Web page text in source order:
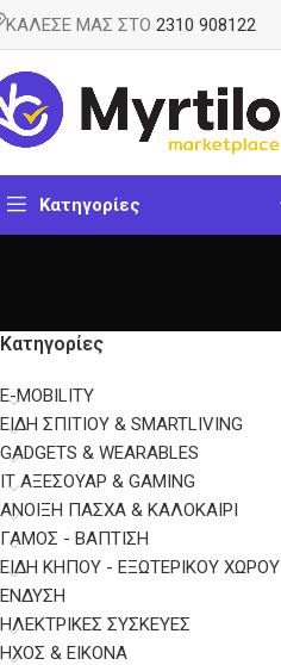
ΚΑΛΕΣΕ ΜΑΣ ΣΤΟ 2310 908122
Κατηγορίες
Κατηγορίες
E-MOBILITY
EΊΔΗ ΣΠΙΤΙΟΎ & SMARTLIVING
GADGETS & WEARABLES
IT ΑΞΕΣΟΥΆΡ & GAMING
ΑΝΟΙΞΗ ΠΑΣΧΑ & ΚΑΛΟΚΑΙΡΙ
ΓΑΜΟΣ - ΒΑΠΤΙΣΗ
ΕΙΔΗ ΚΗΠΟΥ - ΕΞΩΤΕΡΙΚΟΥ ΧΩΡΟΥ
ΈΝΔΥΣΗ
ΗΛΕΚΤΡΙΚΈΣ ΣΥΣΚΕΥΈΣ
ΉΧΟΣ & ΕΙΚΌΝΑ